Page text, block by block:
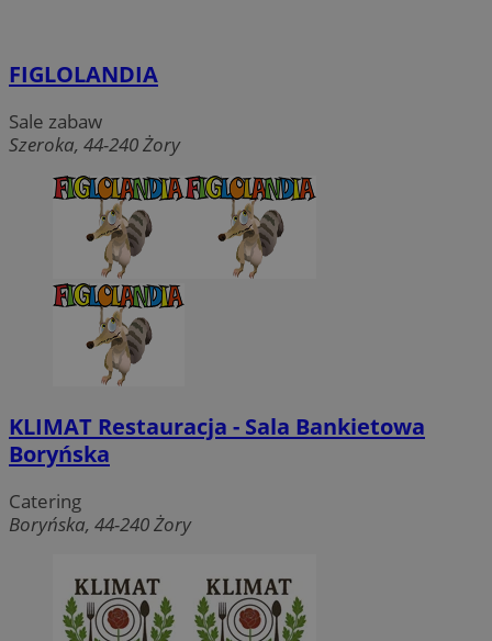
FIGLOLANDIA
Sale zabaw
Szeroka, 44-240 Żory
KLIMAT Restauracja - Sala Bankietowa
Boryńska
Catering
Boryńska, 44-240 Żory